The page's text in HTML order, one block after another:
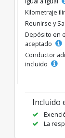
Kilometraje
Reunirse y
Depósito en
aceptado
Conductor
incluido
Incluido
La